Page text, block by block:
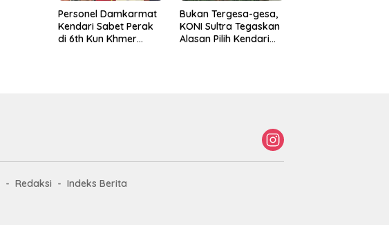
Personel Damkarmat
Kendari Sabet Perak
di 6th Kun Khmer
Bukan Tergesa-gesa,
KONI Sultra Tegaskan
Alasan Pilih Kendari
Redaksi
Indeks Berita